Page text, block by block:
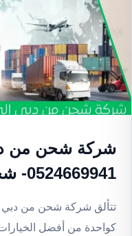
شركة شحن من
0524669941- شحن موثوق وآمن
تتألق شركة شحن من دبي
كواحدة من أفضل الخيارات